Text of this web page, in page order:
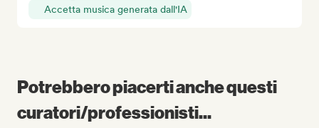
Accetta musica generata dall'IA
Potrebbero piacerti anche questi
curatori/professionisti...